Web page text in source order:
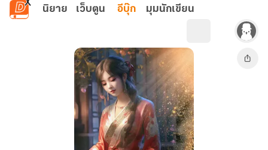
ข้ามไปยังเนื้อหาหลัก
นิยาย เว็บตูน อีบุ๊ก มุมนักเขียน